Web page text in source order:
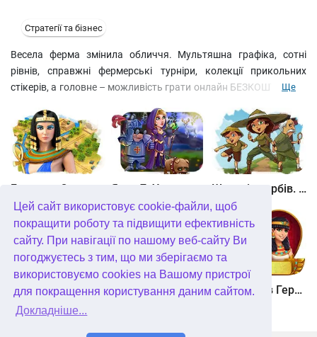
Цей сайт використовує cookie-файли, щоб
покращити роботу та підвищити ефективність
сайту. При навігації по нашому веб-сайту Ви
погоджуєтесь з тим, що ми зберігаємо та
використовуємо cookies на Вашому пристрої
для покращення користування даним сайтом.
Докладніше...
Стратегії та бізнес
Весела ферма змінила обличчя. Мультяшна графіка, сотні
рівнів, справжні фермерські турніри, колекції прикольних
стікерів, а головне – можливість грати онлайн БЕЗКОШТОВНО!
Ще
Шукачі скарбів. Камінь душі
Шукачі скарбів. Сніжна королева. колекційне видання Алісія Квотермейн 3. Таємниця палаючого золота. колекційне видання 12 подвигів Геракла. Як я зустрів Мегару. колекційне видання